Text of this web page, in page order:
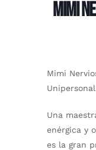
Mimi
Mimi
Una
enérgica y
es la gran